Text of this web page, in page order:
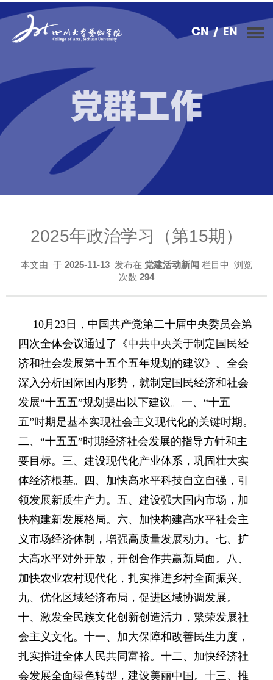
/ EN
CN
党群工作
2025年政治学习（第15期）
本文由 于 2025-11-13 发布在 党建活动新闻 栏目中 浏览
次数 294
10月23日，中国共产党第二十届中央委员会第
四次全体会议通过了《中共中央关于制定国民经
济和社会发展第十五个五年规划的建议》。全会
深入分析国际国内形势，就制定国民经济和社会
发展“十五五”规划提出以下建议。一、“十五
五”时期是基本实现社会主义现代化的关键时期。
二、“十五五”时期经济社会发展的指导方针和主
要目标。三、建设现代化产业体系，巩固壮大实
体经济根基。四、加快高水平科技自立自强，引
领发展新质生产力。五、建设强大国内市场，加
快构建新发展格局。六、加快构建高水平社会主
义市场经济体制，增强高质量发展动力。七、扩
大高水平对外开放，开创合作共赢新局面。八、
加快农业农村现代化，扎实推进乡村全面振兴。
九、优化区域经济布局，促进区域协调发展。
十、激发全民族文化创新创造活力，繁荣发展社
会主义文化。十一、加大保障和改善民生力度，
扎实推进全体人民共同富裕。十二、加快经济社
会发展全面绿色转型，建设美丽中国。十三、推